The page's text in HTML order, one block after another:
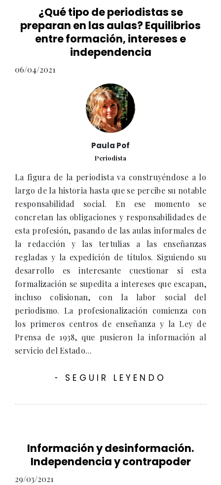
¿Qué tipo de periodistas se
preparan en las aulas? Equilibrios
entre formación, intereses e
independencia
06/04/2021
Paula Pof
Periodista
La figura de la periodista va construyéndose a lo
largo de la historia hasta que se percibe su notable
responsabilidad social. En ese momento se
concretan las obligaciones y responsabilidades de
esta profesión, pasando de las aulas informales de
la redacción y las tertulias a las enseñanzas
regladas y la expedición de títulos. Siguiendo su
desarrollo es interesante cuestionar si esta
formalización se supedita a intereses que escapan,
incluso colisionan, con la labor social del
periodismo. La profesionalización comienza con
los primeros centros de enseñanza y la Ley de
Prensa de 1938, que pusieron la información al
servicio del Estado...
- SEGUIR LEYENDO
Información y desinformación.
Independencia y contrapoder
29/03/2021